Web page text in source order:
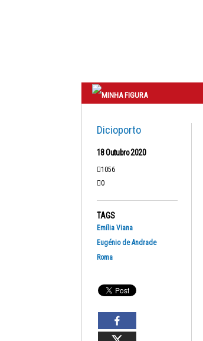
Dicioporto
18 Outubro 2020
1056
0
TAGS
Emília Viana
Eugénio de Andrade
Roma